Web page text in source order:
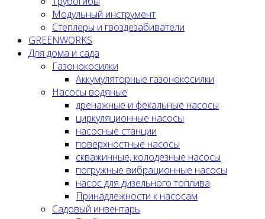
Модульный инструмент
Степлеры и гвоздезабиватели
GREENWORKS
Для дома и сада
Газонокосилки
Аккумуляторные газонокосилки
Насосы водяные
дренажные и фекальные насосы
циркуляционные насосы
насосные станции
поверхностные насосы
скважинные, колодезные насосы
погружные вибрационные насосы
насос для дизельного топлива
Принадлежности к насосам
Садовый инвентарь